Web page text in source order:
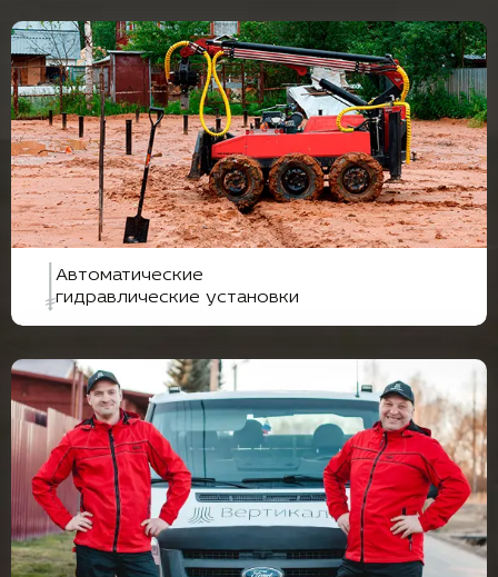
Автоматические
гидравлические установки